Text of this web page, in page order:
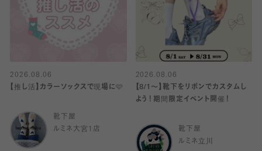
2026.08.06
【推し活】カラーソックスで現場に🩷
靴下屋
ルミネ大宮1店
2026.08.06
【8/1〜】靴下をリボンでカスタムし
よう！期間限定イベント開催！
靴下屋
ルミネ立川